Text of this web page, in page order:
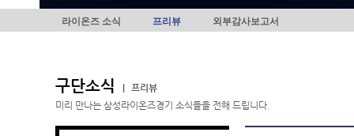
라이온즈 소식 프리뷰 외부감사보고서
구단소식
프리뷰
미리 만나는 삼성라이온즈경기 소식들을 전해 드립니다.